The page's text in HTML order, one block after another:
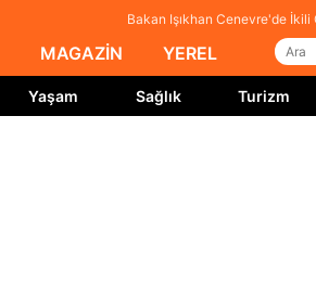
Bakan Işıkhan Cenevre'de
MAGAZİN YEREL
Yaşam Sağlık Turizm